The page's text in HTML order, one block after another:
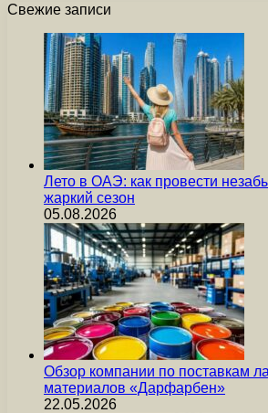
Свежие записи
Лето в ОАЭ: как провести
жаркий сезон
05.08.2026
Обзор компании по поставкам
материалов «Дарфарбен»
22.05.2026